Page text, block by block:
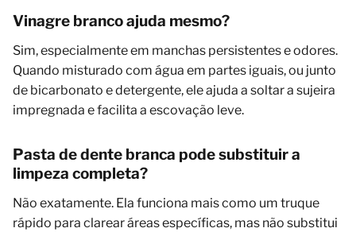
Vinagre branco ajuda mesmo?
Sim, especialmente em manchas persistentes e odores.
Quando misturado com água em partes iguais, ou junto
de bicarbonato e detergente, ele ajuda a soltar a sujeira
impregnada e facilita a escovação leve.
Pasta de dente branca pode substituir a
limpeza completa?
Não exatamente. Ela funciona mais como um truque
rápido para clarear áreas específicas, mas não substitui